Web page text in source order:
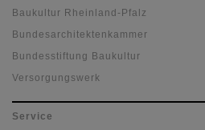
Baukultur Rheinland-Pfalz
Bundesarchitektenkammer
Bundesstiftung Baukultur
Versorgungswerk
Service